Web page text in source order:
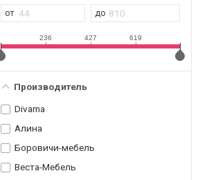
236 427 619
Производитель
Divama
Алина
Боровичи-мебель
Веста-Мебель